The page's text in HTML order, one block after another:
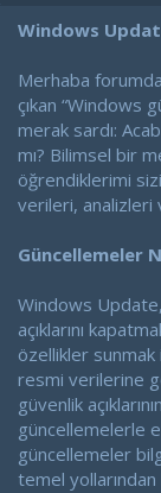
t
r
i
Windows
Merhaba
çıkan “Windows
merak sardı:
mı? Bilimsel bir
öğrendiklerimi
verileri, analizleri
Güncellemeler
Windows
açıklarını
özellikler sunmak
resmi verilerine
güvenlik
güncellemelerle
güncellemeler
temel yollarından